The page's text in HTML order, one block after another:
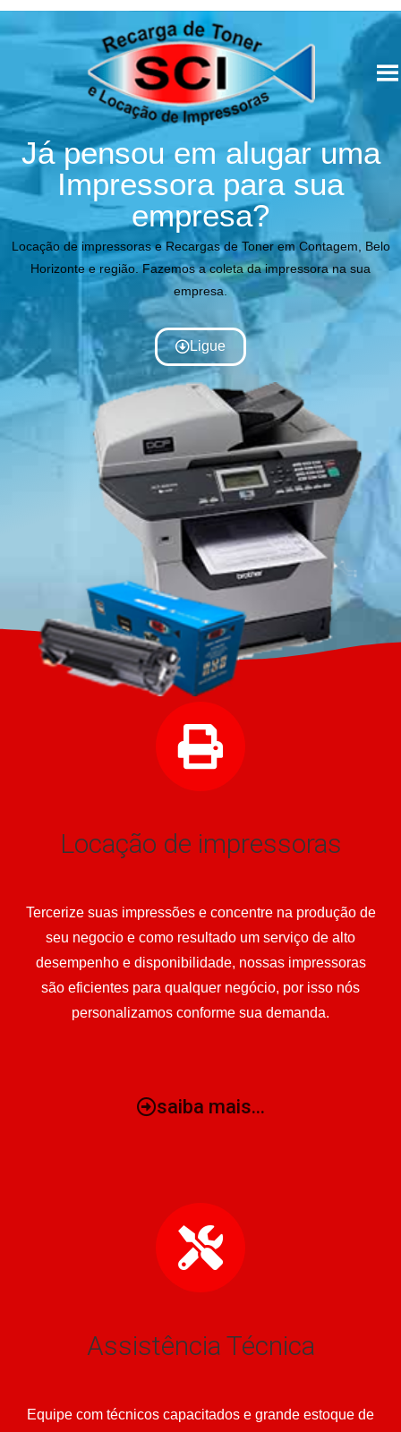
Já pensou em alugar uma
Impressora para sua
empresa?
Locação de impressoras e Recargas de Toner em Contagem, Belo
Horizonte e região. Fazemos a coleta da impressora na sua
empresa.
Ligue
Locação de impressoras
Tercerize suas impressões e concentre na produção de
seu negocio e como resultado um serviço de alto
desempenho e disponibilidade, nossas impressoras
são eficientes para qualquer negócio, por isso nós
personalizamos conforme sua demanda.
saiba mais...
Assistência Técnica
Equipe com técnicos capacitados e grande estoque de